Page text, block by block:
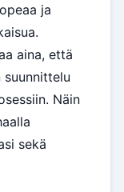
ja
aina, että
Näin
sekä